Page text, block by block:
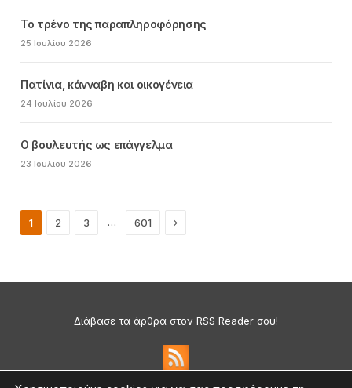
Το τρένο της παραπληροφόρησης
25 Ιουλίου 2026
Πατίνια, κάνναβη και οικογένεια
24 Ιουλίου 2026
Ο βουλευτής ως επάγγελμα
23 Ιουλίου 2026
1 2 3 … 601 Next
Διάβασε τα άρθρα στον RSS Reader σου!